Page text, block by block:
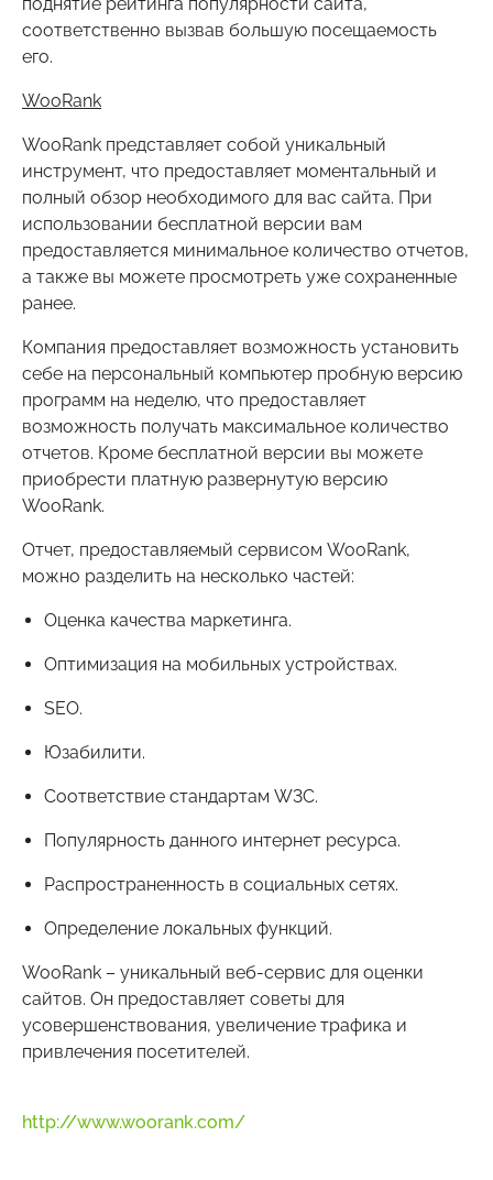
соответственно вызвав большую посещаемость
его.
WooRank
WooRank представляет собой уникальный
инструмент, что предоставляет моментальный и
полный обзор необходимого для вас сайта. При
использовании бесплатной версии вам
предоставляется минимальное количество отчетов,
а также вы можете просмотреть уже сохраненные
ранее.
Компания предоставляет возможность установить
себе на персональный компьютер пробную версию
программ на неделю, что предоставляет
возможность получать максимальное количество
отчетов. Кроме бесплатной версии вы можете
приобрести платную развернутую версию
WooRank.
Отчет, предоставляемый сервисом WooRank,
можно разделить на несколько частей:
Оценка качества маркетинга.
Оптимизация на мобильных устройствах.
SEO.
Юзабилити.
Соответствие стандартам W3C.
Популярность данного интернет ресурса.
Распространенность в социальных сетях.
Определение локальных функций.
WooRank – уникальный веб-сервис для оценки
сайтов. Он предоставляет советы для
усовершенствования, увеличение трафика и
привлечения посетителей.
http://www.woorank.com/